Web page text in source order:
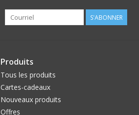
S'ABONNER
Produits
Tous les produits
Cartes-cadeaux
Nouveaux produits
Offres